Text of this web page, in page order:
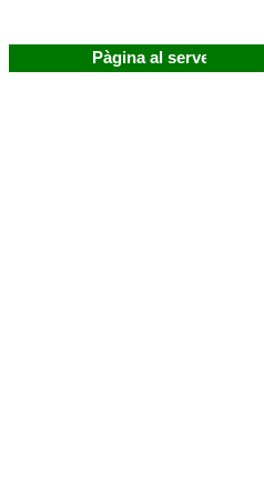
Pàgina al servei de la